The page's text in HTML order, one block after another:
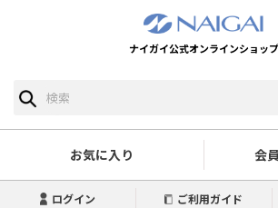
ナイガイ公式オンラインショップ
お気に入り 会
ログイン ご利用ガイド